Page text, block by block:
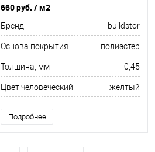
полимерным покрытием
660 руб. / м2
Бренд buildstor
Основа покрытия полиэстер
Толщина, мм 0,45
Цвет человеческий желтый
Подробнее